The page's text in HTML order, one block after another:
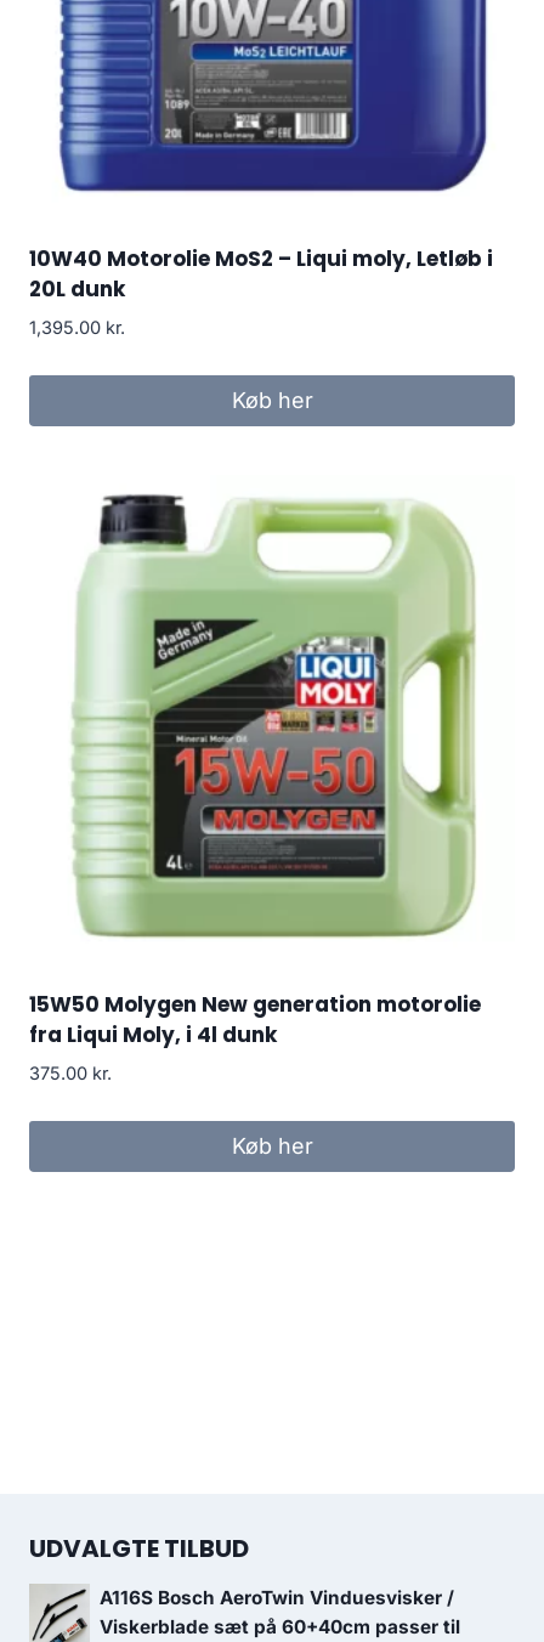
10W40 Motorolie MoS2 – Liqui moly, Letløb i
20L dunk
1,395.00 kr.
Køb her
15W50 Molygen New generation motorolie
fra Liqui Moly, i 4l dunk
375.00 kr.
Køb her
UDVALGTE TILBUD
A116S Bosch AeroTwin Vinduesvisker /
Viskerblade sæt på 60+40cm passer til